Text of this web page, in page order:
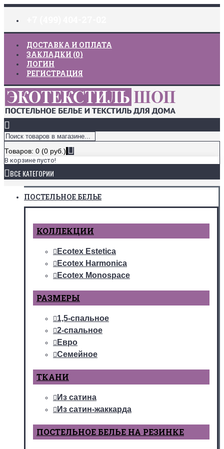
ДОСТАВКА И ОПЛАТА
ЗАКЛАДКИ (0)
ЛОГИН
РЕГИСТРАЦИЯ
Товаров: 0 (0 руб.)
В корзине пусто!
ВСЕ КАТЕГОРИИ
ПОСТЕЛЬНОЕ БЕЛЬЕ
КОЛЛЕКЦИИ
Ecotex Estetica
Ecotex Harmonica
Ecotex Monospace
РАЗМЕРЫ
1,5-спальное
2-спальное
Евро
Семейное
ТКАНИ
Из сатина
Из сатин-жаккарда
ПОСТЕЛЬНОЕ БЕЛЬЕ НА РЕЗИНКЕ